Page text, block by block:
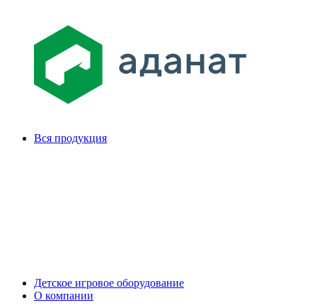
Вся продукция
Детское игровое оборудование
О компании